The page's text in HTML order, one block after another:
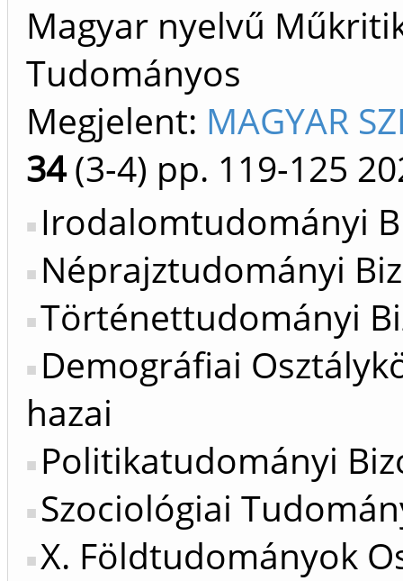
Magyar nyelvű
Tudományos
Megjelent: MAGYAR
34(3-4) pp. 119-125
Irodalomtudományi
Néprajztudományi
Történettudományi
Demográfiai
hazai
Politikatudományi
Szociológiai
X. Földtudományok